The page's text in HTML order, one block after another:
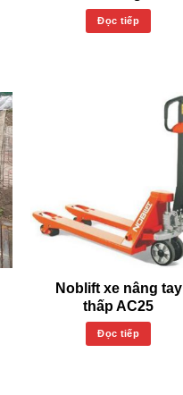
Đọc tiếp
Noblift xe nâng tay
thấp AC25
Đọc tiếp